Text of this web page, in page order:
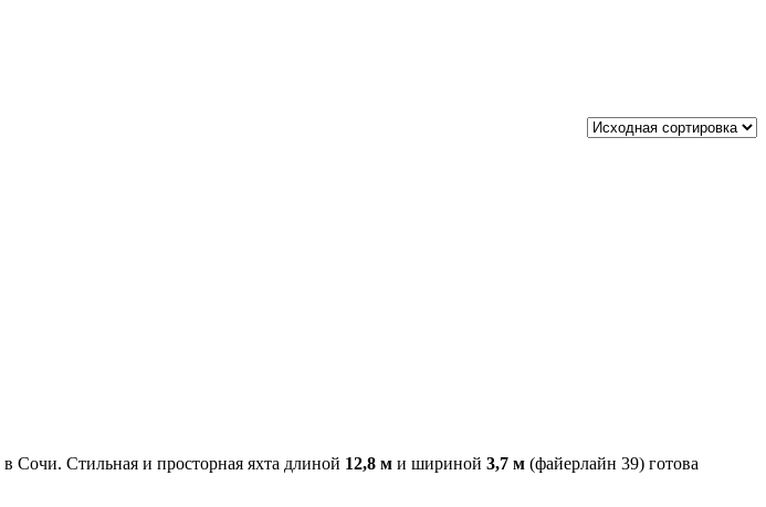
Сочи. Стильная и просторная яхта длиной 12,8 м и шириной 3,7 м (файерлайн 39) готова